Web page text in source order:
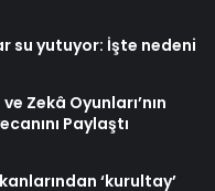
su yutuyor: İşte nedeni
Zekâ Oyunları’nın
Paylaştı
‘kurultay’